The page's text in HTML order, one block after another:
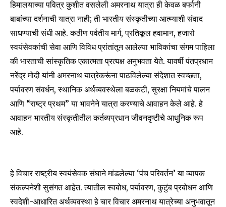
हिमालयाच्या पवित्र कुशीत वसलेली अमरनाथ यात्रा ही केवळ बर्फानी
बाबांच्या दर्शनाची यात्रा नाही; ती भारतीय संस्कृतीच्या आत्म्याशी संवाद
साधण्याची संधी आहे. कठीण पर्वतीय मार्ग, प्रतिकूल हवामान, हजारो
स्वयंसेवकांची सेवा आणि विविध प्रांतांतून आलेल्या भाविकांचा संगम पाहिला
की भारताची सांस्कृतिक एकात्मता प्रत्यक्ष अनुभवता येते. यावर्षी पंतप्रधान
नरेंद्र मोदी यांनी अमरनाथ यात्रेकरूंना पाठविलेल्या संदेशात स्वच्छता,
पर्यावरण संवर्धन, स्थानिक अर्थव्यवस्थेला बळकटी, सुरक्षा नियमांचे पालन
आणि “राष्ट्र प्रथम” या भावनेने यात्रा करण्याचे आवाहन केले आहे़. हे
आवाहन भारतीय संस्कृतीतील कर्तव्यप्रधान जीवनदृष्टीचे आधुनिक रूप
आहे.
हे विचार राष्ट्रीय स्वयंसेवक संघाने मांडलेल्या ‘पंच परिवर्तन’ या व्यापक
संकल्पनेशी सुसंगत आहेत. त्यातील स्वबोध, पर्यावरण, कुटुंब प्रबोधन आणि
स्वदेशी-आधारित अर्थव्यवस्था हे चार विचार अमरनाथ यात्रेच्या अनुभवातून